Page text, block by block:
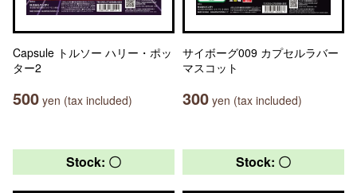
Capsule トルソー ハリー・ポッ
ター2
500 yen (tax included)
サイボーグ009 カプセルラバー
マスコット
300 yen (tax included)
Stock: 〇 Stock: 〇